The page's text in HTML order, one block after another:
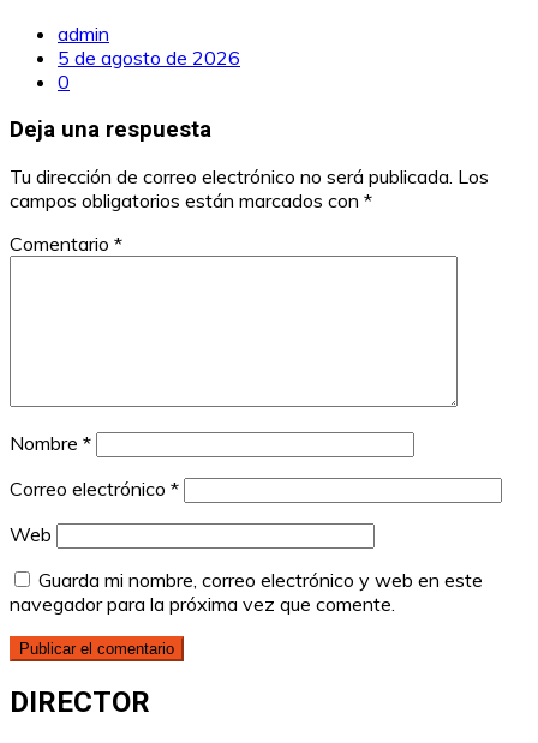
admin
5 de agosto de 2026
0
Deja una respuesta
Tu dirección de correo electrónico no será publicada. Los
campos obligatorios están marcados con *
Comentario *
Nombre *
Correo electrónico *
Web
Guarda mi nombre, correo electrónico y web en este
navegador para la próxima vez que comente.
DIRECTOR